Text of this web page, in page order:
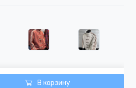
В корзину